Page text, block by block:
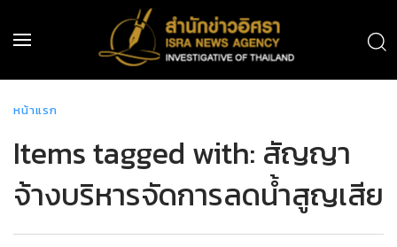
หน้าแรก
Items tagged with: สัญญา
จ้างบริหารจัดการลดน้ำสูญเสีย